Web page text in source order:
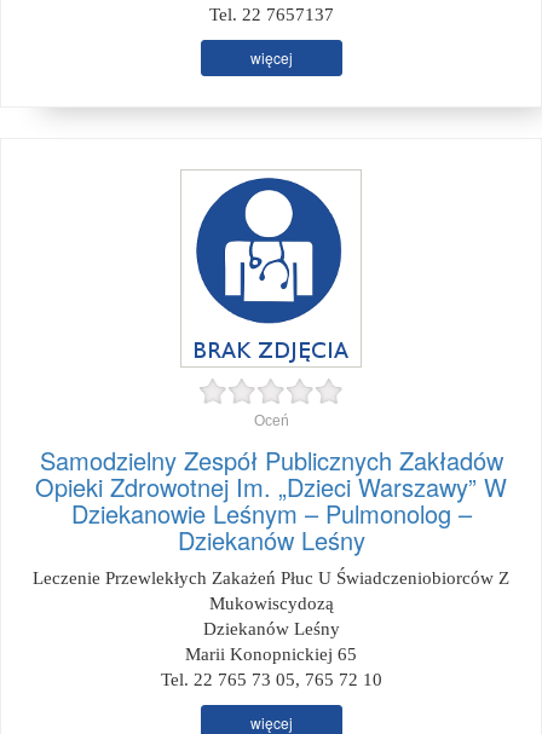
Tel. 22 7657137
więcej
Oceń
Samodzielny Zespół Publicznych Zakładów
Opieki Zdrowotnej Im. „Dzieci Warszawy” W
Dziekanowie Leśnym – Pulmonolog –
Dziekanów Leśny
Leczenie Przewlekłych Zakażeń Płuc U Świadczeniobiorców Z
Mukowiscydozą
Dziekanów Leśny
Marii Konopnickiej 65
Tel. 22 765 73 05, 765 72 10
więcej